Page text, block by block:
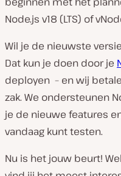
Node.js v18 (LTS) of
Wil je de nieuwste
Dat kun je doen door je
deployen – en wij
zak. We ondersteunen
je de nieuwe features
vandaag kunt testen.
Nu is het jouw beurt!